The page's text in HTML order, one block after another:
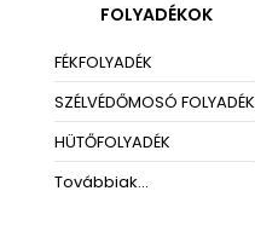
FOLYADÉKOK
FÉKFOLYADÉK
SZÉLVÉDŐMOSÓ FOLYADÉK
HÜTŐFOLYADÉK
Továbbiak...